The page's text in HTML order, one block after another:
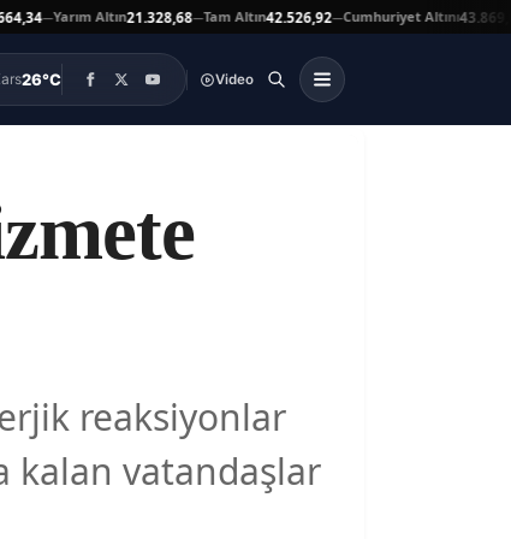
Altın21.328,68—Tam Altın42.526,92—Cumhuriyet Altını43.869,00▲Ata
26°C Video
reaksiyonlar
kalan vatandaşlar